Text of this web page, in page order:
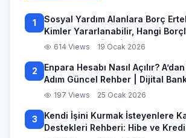
1
Sosyal Yardım Alanlara Borç
Kimler Yararlanabilir, Hangi
ve Başvuru Süreci
614 Views 19 Ocak 2026
2
Enpara Hesabı Nasıl Açılır? A’dan
Adım Güncel Rehber | Dijital
197 Views 25 Ocak 2026
3
Kendi İşini Kurmak İsteyenlere
Destekleri Rehberi: Hibe ve Kredi